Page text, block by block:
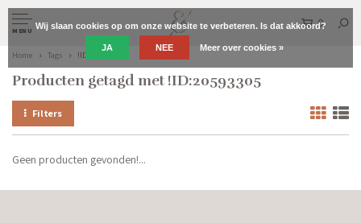
MENU
0
Home Tags !ID:20593305
Producten getagd met !ID:20593305
Filters
Geen producten gevonden!...
Wij slaan cookies op om onze website te verbeteren. Is dat akkoord?
JA NEE Meer over cookies »